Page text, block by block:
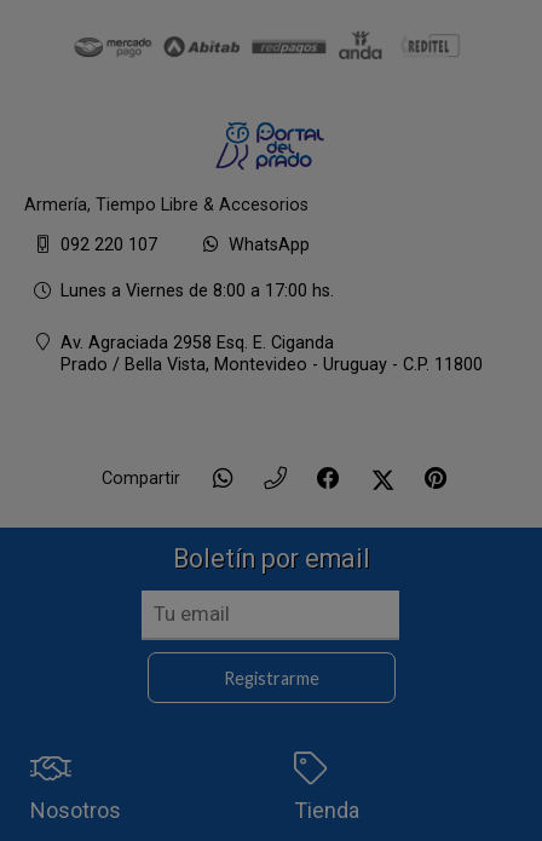
Armería, Tiempo Libre & Accesorios
092 220 107
WhatsApp
Lunes a Viernes de 8:00 a 17:00 hs.
Av. Agraciada 2958 Esq. E. Ciganda
Prado / Bella Vista, Montevideo - Uruguay - C.P. 11800
Compartir
Boletín por email
Registrarme
Nosotros Tienda